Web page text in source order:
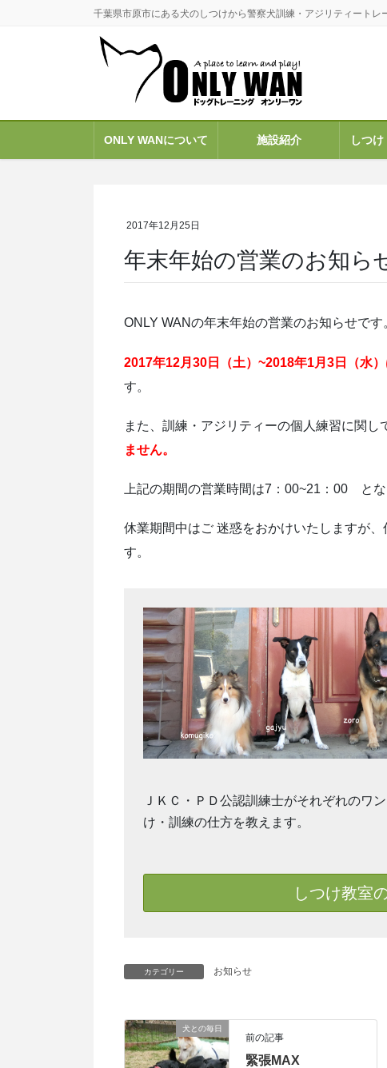
移
ン
移
千葉県市原市にある犬のしつけから警察犬訓練・アジリティート
ONLY WANについて 施設紹介 しつ
2017年12月25日
年末年始の営業のお知ら
ONLY WANの年末年始の営業のお知らせです
2017年12月30日（土）~2018年1月3日（水
す。
また、訓練・アジリティーの個人練習に関し
ません。
上記の期間の営業時間は7：00~21：00 とな
休業期間中はご 迷惑をおかけいたしますが
す。
ＪＫＣ・ＰＤ公認訓練士がそれぞれのワ
け・訓練の仕方を教えます。
しつけ教室
カテゴリー お知らせ
犬との毎日
前の記事
緊張MAX